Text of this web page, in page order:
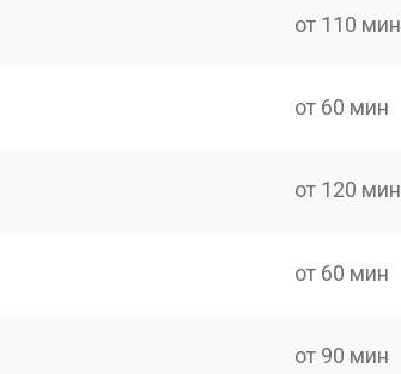
от 110 мин
от 60 мин
от 120 мин
от 60 мин
от 90 мин